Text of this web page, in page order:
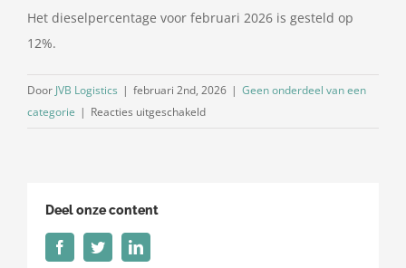
Het dieselpercentage voor februari 2026 is gesteld op
12%.
Door JVB Logistics | februari 2nd, 2026 | Geen onderdeel van een
categorie | Reacties uitgeschakeldvoor
Deel onze content
FacebookTwitterLinkedIn